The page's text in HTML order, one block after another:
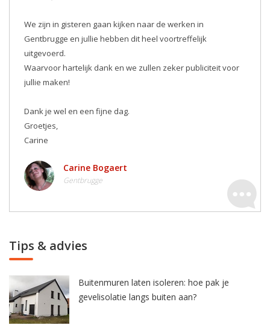
We zijn in gisteren gaan kijken naar de werken in
Gentbrugge en jullie hebben dit heel voortreffelijk
uitgevoerd.
Waarvoor hartelijk dank en we zullen zeker publiciteit voor
jullie maken! ️
Dank je wel en een fijne dag.
Groetjes,
Carine
Carine Bogaert
Gentbrugge
Tips & advies
Buitenmuren laten isoleren: hoe pak je
gevelisolatie langs buiten aan?